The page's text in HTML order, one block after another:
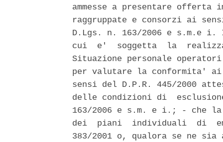
ammesse a presentare offerta
raggruppate e consorzi ai
D.Lgs. n. 163/2006 e
cui  e'  soggetta  la
Situazione personale
per valutare la conformita'
sensi del D.P.R. 445/2000
delle condizioni di
163/2006 e s.m. e i.; - che
dei  piani  individuali  di
383/2001 o, qualora se ne